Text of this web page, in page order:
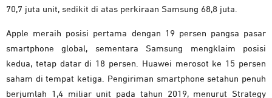
70,7 juta unit, sedikit di atas perkiraan Samsung 68,8 juta.
Apple meraih posisi pertama dengan 19 persen pangsa pasar
smartphone global, sementara Samsung mengklaim posisi
kedua, tetap datar di 18 persen. Huawei merosot ke 15 persen
saham di tempat ketiga. Pengiriman smartphone setahun penuh
berjumlah 1,4 miliar unit pada tahun 2019, menurut Strategy